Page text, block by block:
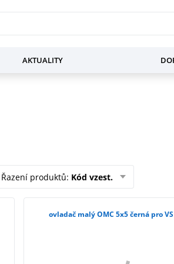
AKTUALITY
Řazení produktů: Kód vzest.
ovladač malý OMC